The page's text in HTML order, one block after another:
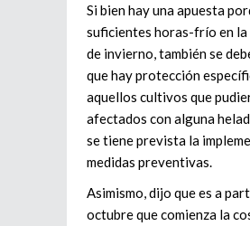
Si bien hay una apuesta
suficientes horas-frío en
de invierno, también se
que hay protección
aquellos cultivos que
afectados con alguna
se tiene prevista la
medidas preventivas.
Asimismo, dijo que es a
octubre que comienza la